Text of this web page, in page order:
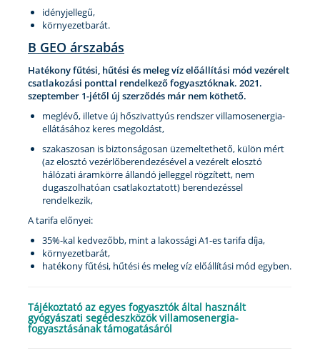
idényjellegű,
környezetbarát.
B GEO árszabás
Hatékony fűtési, hűtési és meleg víz előállítási mód vezérelt
csatlakozási ponttal rendelkező fogyasztóknak. 2021.
szeptember 1-jétől új szerződés már nem köthető.
meglévő, illetve új hőszivattyús rendszer villamosenergia-
ellátásához keres megoldást,
szakaszosan is biztonságosan üzemeltethető, külön mért
(az elosztó vezérlőberendezésével a vezérelt elosztó
hálózati áramkörre állandó jelleggel rögzített, nem
dugaszolhatóan csatlakoztatott) berendezéssel
rendelkezik,
A tarifa előnyei:
35%-kal kedvezőbb, mint a lakossági A1-es tarifa díja,
környezetbarát,
hatékony fűtési, hűtési és meleg víz előállítási mód egyben.
Tájékoztató az egyes fogyasztók által használt
gyógyászati segédeszközök villamosenergia-
fogyasztásának támogatásáról